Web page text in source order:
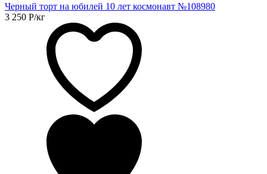
Черный торт на юбилей 10 лет космонавт №108980
3 250 Р/кг